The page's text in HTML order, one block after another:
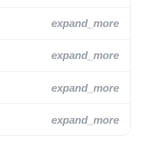
expand_more
expand_more
expand_more
expand_more